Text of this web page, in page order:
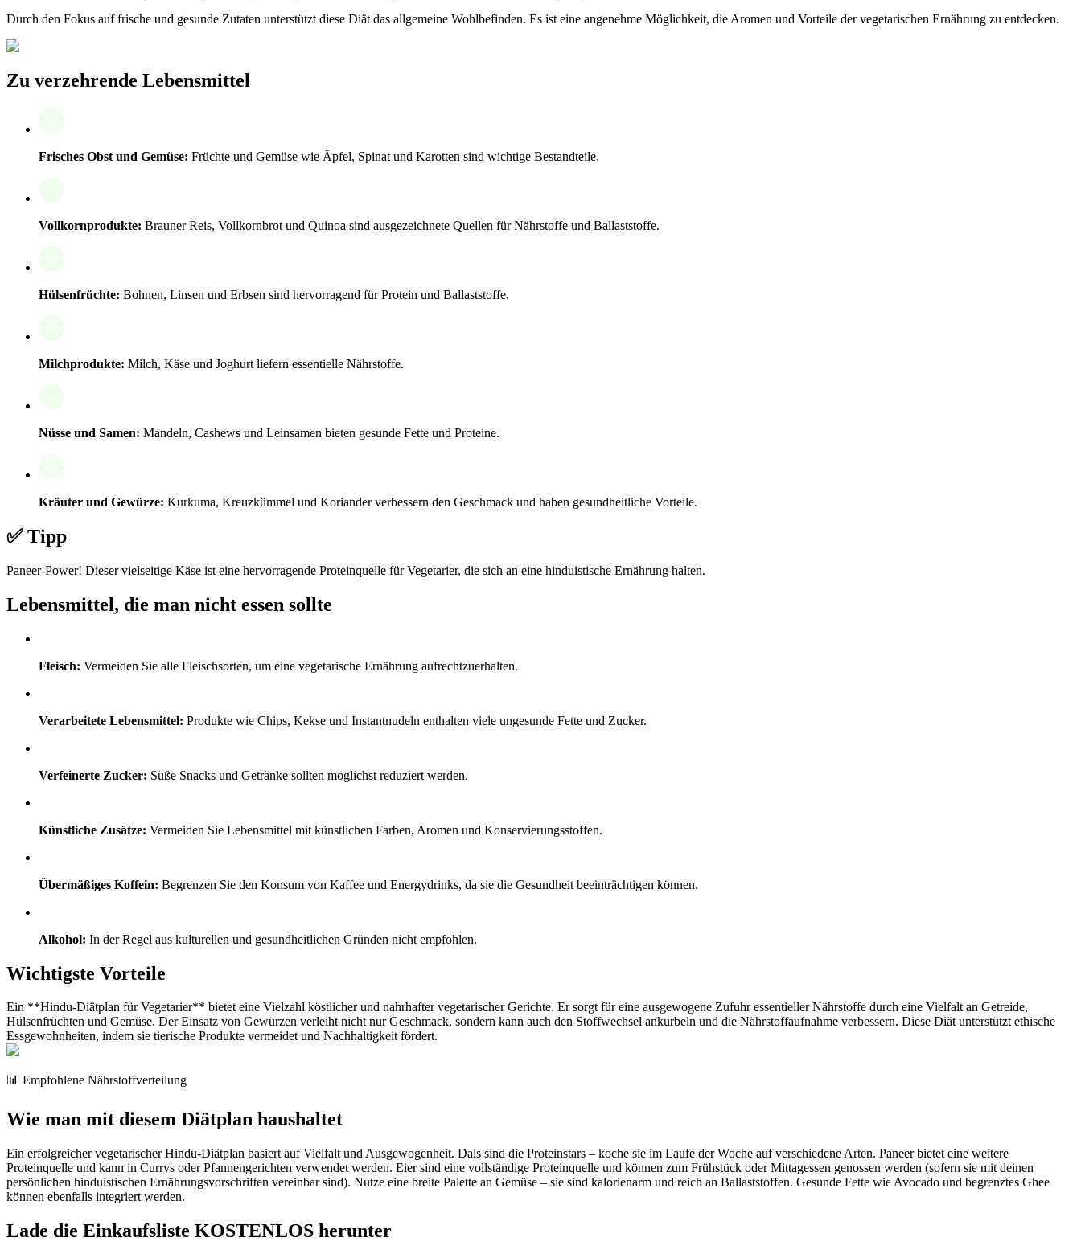
Durch den Fokus auf frische und gesunde Zutaten unterstützt diese Diät das allgemeine Wohlbefinden. Es ist eine angenehme Möglichkeit, die Aromen und Vorteile der vegetarischen Ernährung zu entdecken.
Zu verzehrende Lebensmittel
Frisches Obst und Gemüse: Früchte und Gemüse wie Äpfel, Spinat und Karotten sind wichtige Bestandteile.
Vollkornprodukte: Brauner Reis, Vollkornbrot und Quinoa sind ausgezeichnete Quellen für Nährstoffe und Ballaststoffe.
Hülsenfrüchte: Bohnen, Linsen und Erbsen sind hervorragend für Protein und Ballaststoffe.
Milchprodukte: Milch, Käse und Joghurt liefern essentielle Nährstoffe.
Nüsse und Samen: Mandeln, Cashews und Leinsamen bieten gesunde Fette und Proteine.
Kräuter und Gewürze: Kurkuma, Kreuzkümmel und Koriander verbessern den Geschmack und haben gesundheitliche Vorteile.
✅ Tipp
Paneer-Power! Dieser vielseitige Käse ist eine hervorragende Proteinquelle für Vegetarier, die sich an eine hinduistische Ernährung halten.
Lebensmittel, die man nicht essen sollte
Fleisch: Vermeiden Sie alle Fleischsorten, um eine vegetarische Ernährung aufrechtzuerhalten.
Verarbeitete Lebensmittel: Produkte wie Chips, Kekse und Instantnudeln enthalten viele ungesunde Fette und Zucker.
Verfeinerte Zucker: Süße Snacks und Getränke sollten möglichst reduziert werden.
Künstliche Zusätze: Vermeiden Sie Lebensmittel mit künstlichen Farben, Aromen und Konservierungsstoffen.
Übermäßiges Koffein: Begrenzen Sie den Konsum von Kaffee und Energydrinks, da sie die Gesundheit beeinträchtigen können.
Alkohol: In der Regel aus kulturellen und gesundheitlichen Gründen nicht empfohlen.
Wichtigste Vorteile
Ein **Hindu-Diätplan für Vegetarier** bietet eine Vielzahl köstlicher und nahrhafter vegetarischer Gerichte. Er sorgt für eine ausgewogene Zufuhr essentieller Nährstoffe durch eine Vielfalt an Getreide,
Hülsenfrüchten und Gemüse. Der Einsatz von Gewürzen verleiht nicht nur Geschmack, sondern kann auch den Stoffwechsel ankurbeln und die Nährstoffaufnahme verbessern. Diese Diät unterstützt ethische
Essgewohnheiten, indem sie tierische Produkte vermeidet und Nachhaltigkeit fördert.
📊 Empfohlene Nährstoffverteilung
Wie man mit diesem Diätplan haushaltet
Ein erfolgreicher vegetarischer Hindu-Diätplan basiert auf Vielfalt und Ausgewogenheit. Dals sind die Proteinstars – koche sie im Laufe der Woche auf verschiedene Arten. Paneer bietet eine weitere
Proteinquelle und kann in Currys oder Pfannengerichten verwendet werden. Eier sind eine vollständige Proteinquelle und können zum Frühstück oder Mittagessen genossen werden (sofern sie mit deinen
persönlichen hinduistischen Ernährungsvorschriften vereinbar sind). Nutze eine breite Palette an Gemüse – sie sind kalorienarm und reich an Ballaststoffen. Gesunde Fette wie Avocado und begrenztes Ghee
können ebenfalls integriert werden.
Lade die Einkaufsliste KOSTENLOS herunter